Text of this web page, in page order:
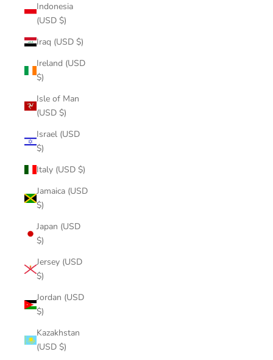
Indonesia
(USD $)
Iraq (USD $)
Ireland (USD
$)
Isle of Man
(USD $)
Israel (USD
$)
Italy (USD $)
Jamaica (USD
$)
Japan (USD
$)
Jersey (USD
$)
Jordan (USD
$)
Kazakhstan
(USD $)